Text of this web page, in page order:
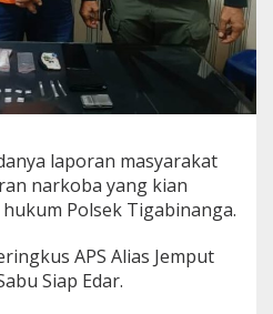
laporan masyarakat
narkoba yang kian
Polsek Tigabinanga.
APS Alias Jemput
Siap Edar.